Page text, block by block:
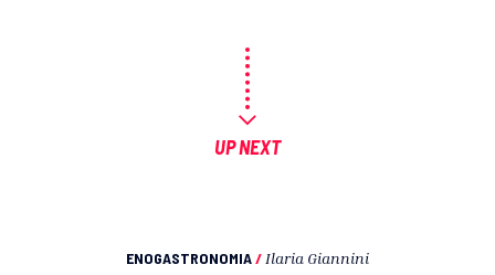
UP NEXT
ENOGASTRONOMIA/ Ilaria Giannini